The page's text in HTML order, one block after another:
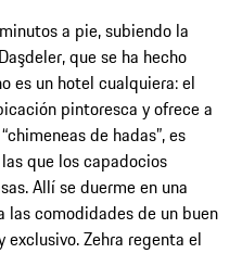
a pie, subiendo la
que se ha hecho
es un hotel cualquiera: el
pintoresca y ofrece a
de hadas”, es
que los capadocios
Allí se duerme en una
las comodidades de un buen
Zehra regenta el